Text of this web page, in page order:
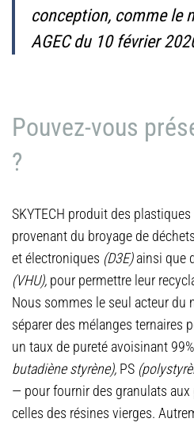
conception, comme le
AGEC du 10 février
Pouvez-vous
?
SKYTECH produit des
provenant du broyage de
et électroniques (D3E)ainsi que
(VHU), pour permettre leur
Nous sommes le seul acteur du
séparer des mélanges ternaires
un taux de pureté avoisinant
butadiène styrène), PS
— pour fournir des granulats
celles des résines vierges.